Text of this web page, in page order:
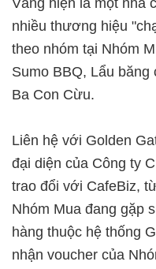
Vàng hiện là một nhà
nhiều thương hiệu
theo nhóm tại Nhóm
Sumo BBQ, Lẩu băng
Ba Con Cừu.
Liên hệ với Golden
đại diện của Công ty
trao đổi với CafeBiz,
Nhóm Mua đang gặp
hàng thuộc hệ thống
nhận voucher của